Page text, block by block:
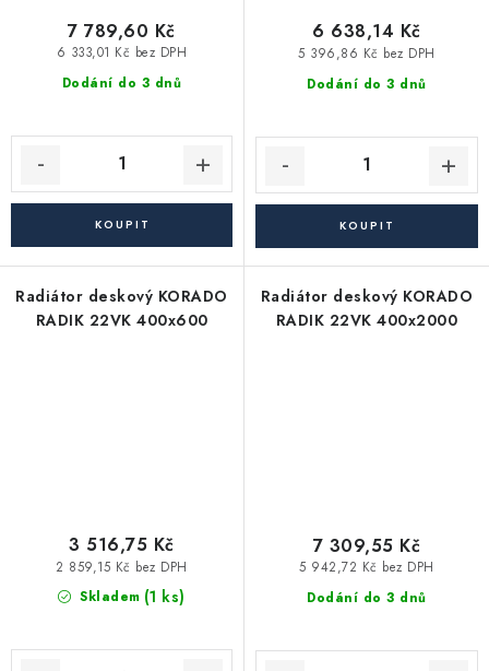
Dodání do 3 dnů
6 333,01 Kč bez DPH
7 789,60 Kč
Dodání do 3 dnů
5 396,86 Kč bez DPH
6 638,14 Kč
Radiátor deskový KORADO
RADIK 22VK 400x600
Skladem (1 ks)
2 859,15 Kč bez DPH
3 516,75 Kč
Radiátor deskový KORADO
RADIK 22VK 400x2000
Dodání do 3 dnů
5 942,72 Kč bez DPH
7 309,55 Kč